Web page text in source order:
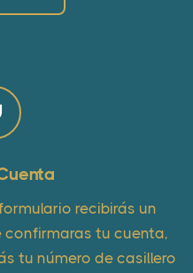
recibirás un
tu cuenta,
tu número de casillero